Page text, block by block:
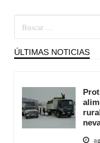
ÚLTIMAS NOTICIAS